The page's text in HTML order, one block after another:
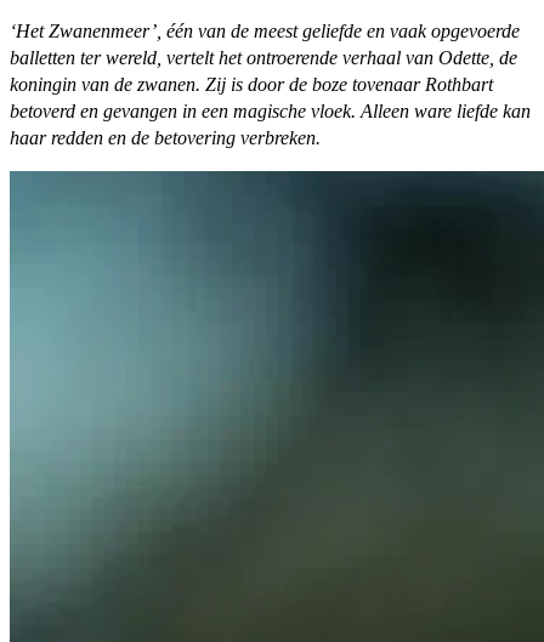
‘Het Zwanenmeer’, één van de meest geliefde en vaak opgevoerde
balletten ter wereld, vertelt het ontroerende verhaal van Odette, de
koningin van de zwanen. Zij is door de boze tovenaar Rothbart
betoverd en gevangen in een magische vloek. Alleen ware liefde kan
haar redden en de betovering verbreken.